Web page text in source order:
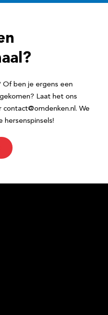
ben je ergens een
Laat het ons
We
hersenspinsels!